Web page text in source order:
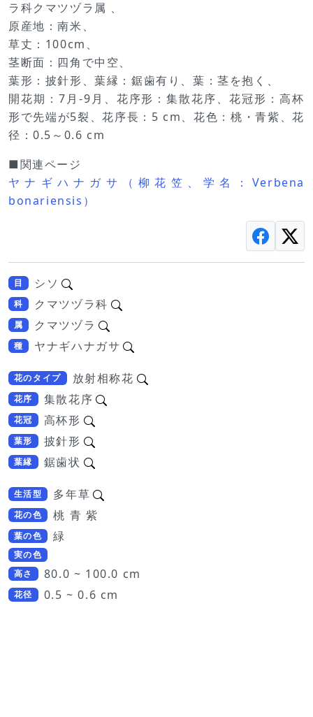
ラ科クマツヅラ属 、
原産地：南米、
草丈：100cm、
茎断面：四角で中空、
葉形：披針形、葉縁：鋸歯有り、葉：茎を抱く、
開花期：7月-9月、花序形：集散花序、花冠形：高杯
形で先端が5裂、花序長：5 cm、花色：桃・青紫、花
径：0.5～0.6 cm
■関連ページ
ヤナギハナガサ（柳花笠、学名：Verbena
bonariensis）
目 シソ
科 クマツヅラ科
属 クマツヅラ
種 ヤナギハナガサ
花のタイプ 放射相称花
花序 集散花序
花冠 高杯形
葉形 披針形
葉縁 鋸歯状
生活型 多年草
花の色 桃 青 紫
葉の色 緑
実の色
高さ
80.0 ~ 100.0 cm
花径 0.5 ~ 0.6 cm